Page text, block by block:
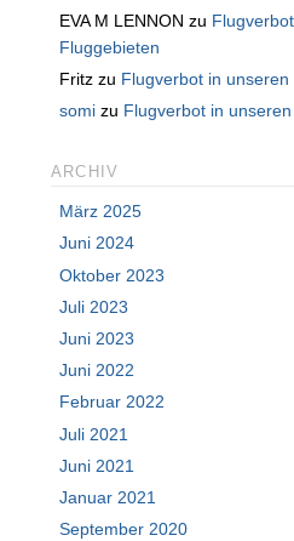
EVA M LENNON zu
Fluggebieten
Fritz zu Flugverbot in
somi zu Flugverbot in
ARCHIV
März 2025
Juni 2024
Oktober 2023
Juli 2023
Juni 2023
Juni 2022
Februar 2022
Juli 2021
Juni 2021
Januar 2021
September 2020